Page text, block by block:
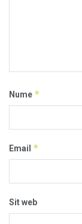
Nume *
Email *
Sit web